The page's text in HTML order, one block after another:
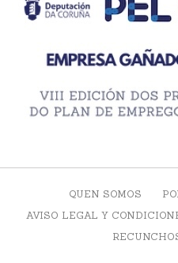
QUEN SOMOS
AVISO LEGAL Y